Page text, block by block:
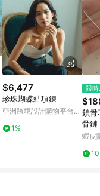
$6,477
珍珠蝴蝶結項鍊
亞洲跨境設計購物平台
1%
限
鎖骨
骨鏈
圓環
鎖骨
蝦皮